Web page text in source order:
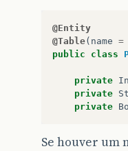
@Entity
@Table( name =
public
class
private
private
private
Se houver um